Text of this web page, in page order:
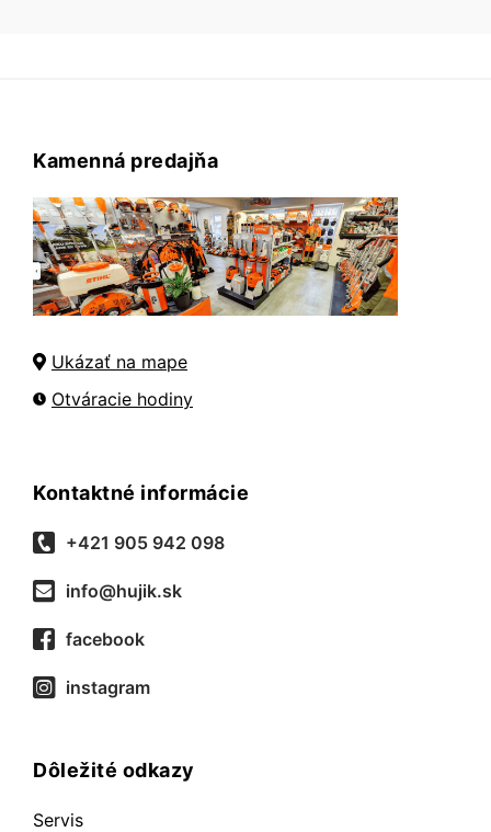
Kamenná predajňa
Ukázať na mape
Otváracie hodiny
Kontaktné informácie
+421 905 942 098
info@hujik.sk
facebook
instagram
Dôležité odkazy
Servis